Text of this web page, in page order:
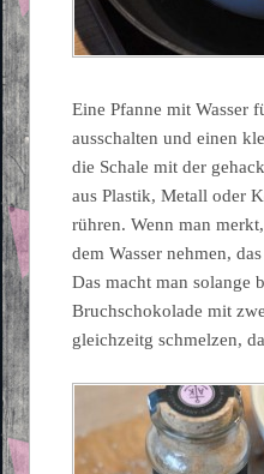
Eine Pfanne mit Wasser
ausschalten und einen
die Schale mit der
aus Plastik, Metall oder
rühren. Wenn man
dem Wasser nehmen,
Das macht man solange
Bruchschokolade mit
gleichzeitg schmelzen,